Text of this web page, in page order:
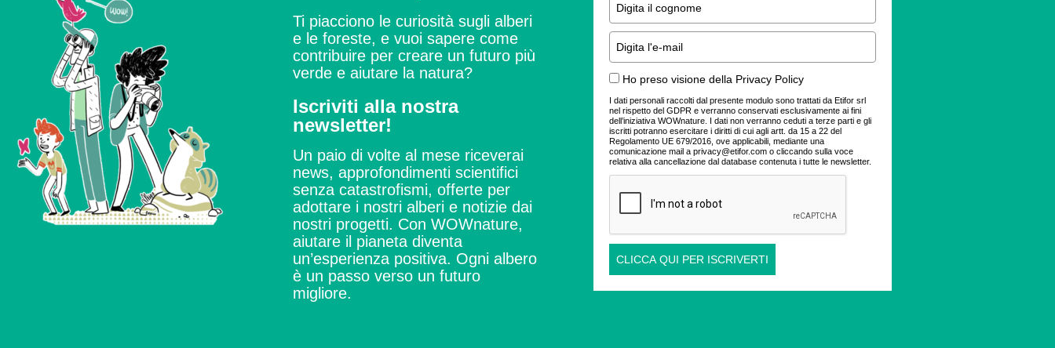
Ti piacciono le curiosità sugli alberi
e le foreste, e vuoi sapere come
contribuire per creare un futuro più
verde e aiutare la natura?
Iscriviti alla nostra
newsletter!
Un paio di volte al mese riceverai
news, approfondimenti scientifici
senza catastrofismi, offerte per
adottare i nostri alberi e notizie dai
nostri progetti. Con WOWnature,
aiutare il pianeta diventa
un’esperienza positiva. Ogni albero
è un passo verso un futuro
migliore.
Ho preso visione della Privacy Policy
I dati personali raccolti dal presente modulo sono trattati da Etifor srl
nel rispetto del GDPR e verranno conservati esclusivamente ai fini
dell’iniziativa WOWnature. I dati non verranno ceduti a terze parti e gli
iscritti potranno esercitare i diritti di cui agli artt. da 15 a 22 del
Regolamento UE 679/2016, ove applicabili, mediante una
comunicazione mail a privacy@etifor.com o cliccando sulla voce
relativa alla cancellazione dal database contenuta i tutte le newsletter.
CLICCA QUI PER ISCRIVERTI